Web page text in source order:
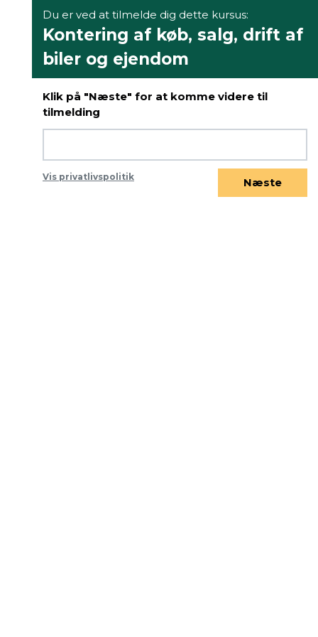
Du er ved at tilmelde dig dette kursus:
Kontering af køb, salg, drift af
biler og ejendom
Klik på "Næste" for at komme videre til
tilmelding
Vis privatlivspolitik